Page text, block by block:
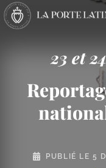
23 et
PUBLIÉ LE5